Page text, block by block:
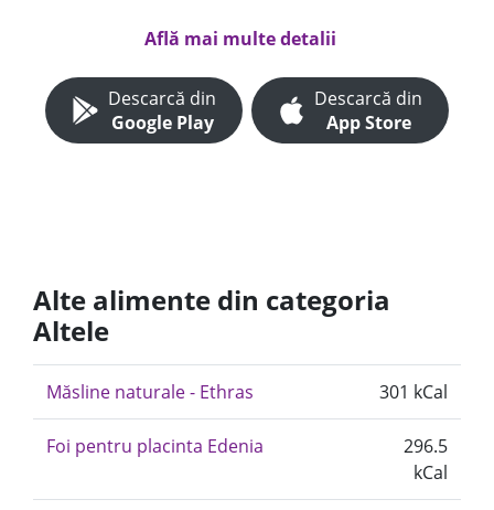
Află mai multe detalii
Descarcă din
Google Play
Descarcă din
App Store
Alte alimente din categoria
Altele
Măsline naturale - Ethras 301 kCal
Foi pentru placinta Edenia
296.5
kCal